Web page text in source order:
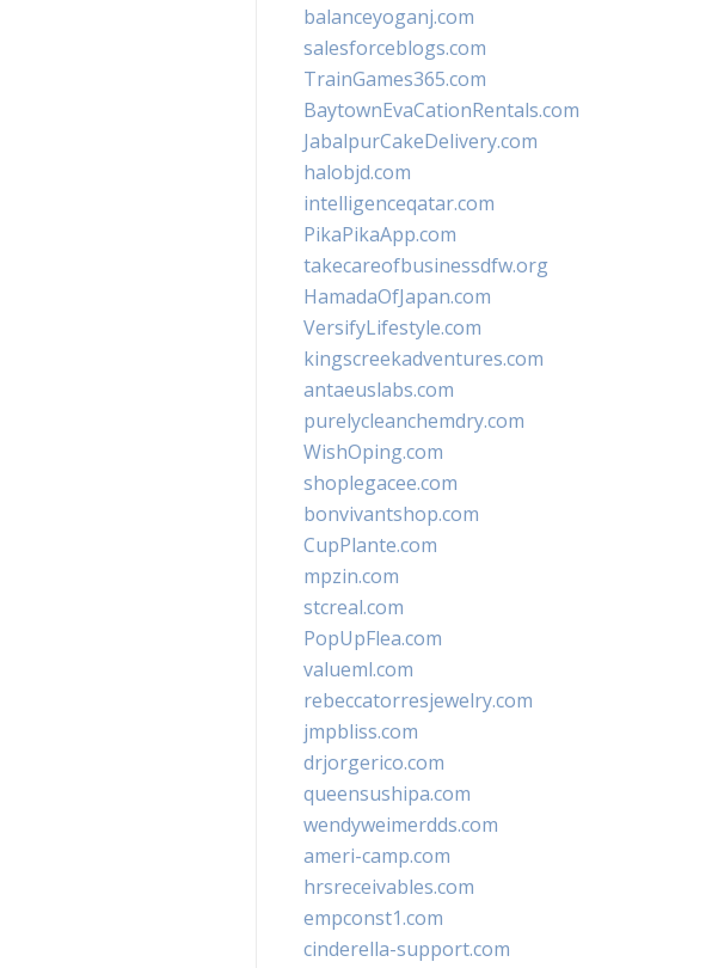
balanceyoganj.com
salesforceblogs.com
TrainGames365.com
BaytownEvaCationRentals.com
JabalpurCakeDelivery.com
halobjd.com
intelligenceqatar.com
PikaPikaApp.com
takecareofbusinessdfw.org
HamadaOfJapan.com
VersifyLifestyle.com
kingscreekadventures.com
antaeuslabs.com
purelycleanchemdry.com
WishOping.com
shoplegacee.com
bonvivantshop.com
CupPlante.com
mpzin.com
stcreal.com
PopUpFlea.com
valueml.com
rebeccatorresjewelry.com
jmpbliss.com
drjorgerico.com
queensushipa.com
wendyweimerdds.com
ameri-camp.com
hrsreceivables.com
empconst1.com
cinderella-support.com